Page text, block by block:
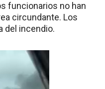
funcionarios no han
circundante. Los
del incendio.